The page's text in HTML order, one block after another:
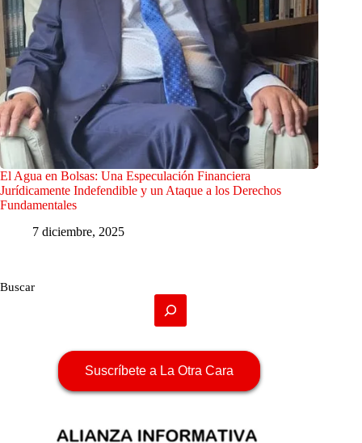
El Agua en Bolsas: Una Especulación Financiera
Jurídicamente Indefendible y un Ataque a los Derechos
Fundamentales
7 diciembre, 2025
Buscar
Suscríbete a La Otra Cara